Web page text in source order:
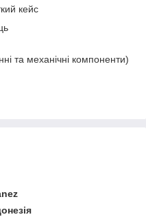
кейс
та механічні компоненти)